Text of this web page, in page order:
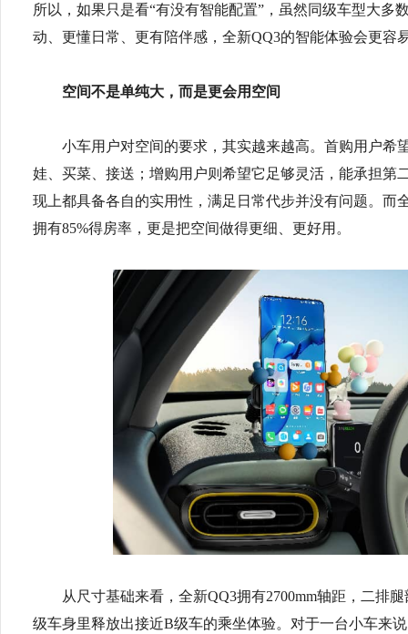
所以，如果只是看“有没有智能配置”，虽然同级车型大多
动、更懂日常、更有陪伴感，全新QQ3的智能体验会更容
空间不是单纯大，而是更会用空间
小车用户对空间的要求，其实越来越高。首购用户希
娃、买菜、接送；增购用户则希望它足够灵活，能承担第
现上都具备各自的实用性，满足日常代步并没有问题。而
拥有85%得房率，更是把空间做得更细、更好用。
从尺寸基础来看，全新QQ3拥有2700mm轴距，二排
级车身里释放出接近B级车的乘坐体验。对于一台小车来